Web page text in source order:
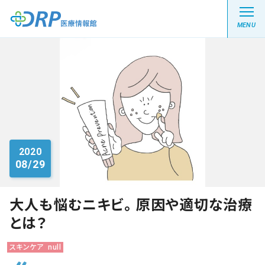
MENU
最新の注目記事
栄養健康レシピ
医療系学生記事
健康川柳
DRP医療情報館とは?
2020
08/29
大人も悩むニキビ。 原因や適切な治療
とは？
スキンケア null